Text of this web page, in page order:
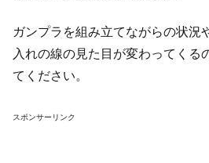
ガンプラを組み立てながらの状況
入れの線の見た目が変わってくる
てください。
スポンサーリンク